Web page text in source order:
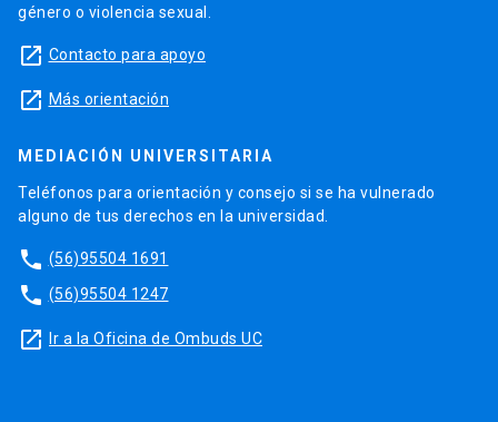
género o violencia sexual.
launch Contacto para apoyo
launch Más orientación
MEDIACIÓN UNIVERSITARIA
Teléfonos para orientación y consejo si se ha vulnerado
alguno de tus derechos en la universidad.
phone (56)95504 1691
phone (56)95504 1247
launch Ir a la Oficina de Ombuds UC